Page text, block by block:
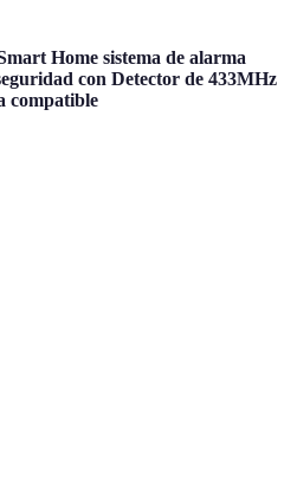
Home sistema de alarma
con Detector de 433MHz
compatible